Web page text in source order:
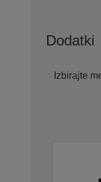
Dodatki
Izbirajte